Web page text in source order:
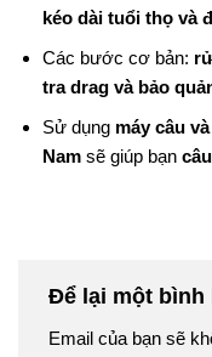
kéo dài tuổi thọ và
Các bước cơ bản:
tra drag và bảo
Sử dụng máy câu
Namsẽ giúp bạn
Để lại một bình
Email của bạn sẽ